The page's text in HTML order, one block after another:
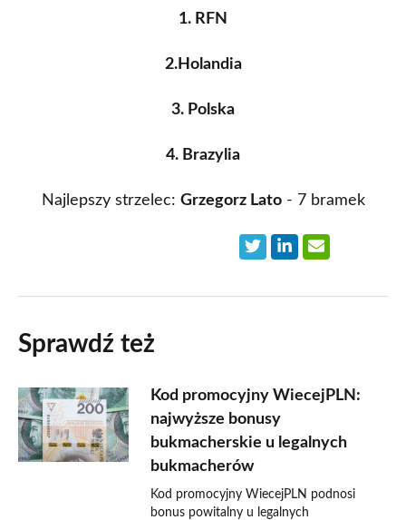
1. RFN
2.Holandia
3. Polska
4. Brazylia
Najlepszy strzelec: Grzegorz Lato- 7 bramek
Sprawdź też
Kod promocyjny WiecejPLN:
najwyższe bonusy
bukmacherskie u legalnych
bukmacherów
Kod promocyjny WiecejPLN podnosi
bonus powitalny u legalnych